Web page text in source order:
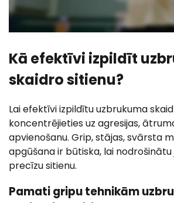
Kā efektīvi izpildīt
skaidro sitienu?
Lai efektīvi izpildītu uzbrukuma
koncentrējieties uz agresijas,
apvienošanu. Grip, stājas, svārsta
apgūšana ir būtiska, lai nodrošinātu
precīzu sitienu.
Pamati gripu tehnikām